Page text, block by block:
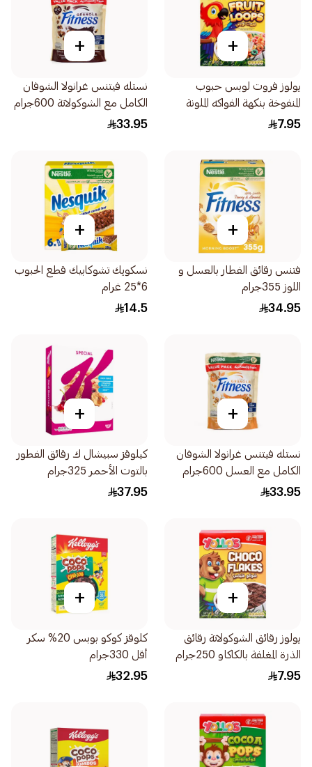
+
يولوز فروت لوبس حبوب
المنفوخة بنكهة الفواكه الملونة
250جرام
7.95
+
نستله فيتنس غرانولا الشوفان
الكامل مع الشوكولاتة 600جرام
33.95
+
فتنس رقائق الفطار بالعسل و
اللوز 355جرام
34.95
+
نسكويك تشوكابيك قطع الحبوب
6*25 غرام
14.5
+
نستله فيتنس غرانولا الشوفان
الكامل مع العسل 600جرام
33.95
+
كيلوقز سبيشال ك رقائق الفطور
بالتوت الأحمر 325جرام
37.95
+
يولوز رقائق الشوكولاتة رقائق
الذرة المغلفة بالكاكاو 250جرام
7.95
+
كلوقز كوكو بوبس 20% سكر
أقل 330جرام
32.95